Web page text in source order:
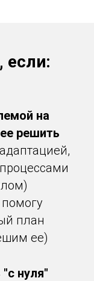
если:
на
решить
план
ее)
нуля"